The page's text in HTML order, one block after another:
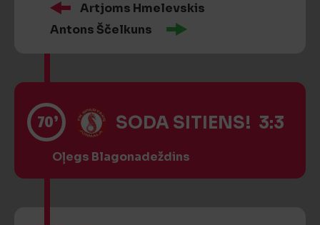
Artjoms Hmelevskis
Antons Ščelkuns
70’ SODA SITIENS! 3:3
Oļegs Blagonadeždins